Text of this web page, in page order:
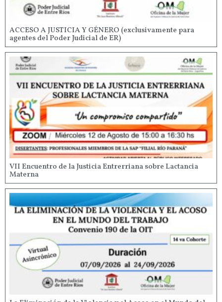
ACCESO A JUSTICIA Y GÉNERO (exclusivamente para
agentes del Poder Judicial de ER)
VII Encuentro de la Justicia Entrerriana sobre Lactancia
Materna